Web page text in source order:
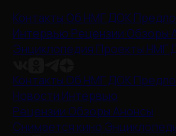
Контакты Об НМГ ДОК
Интервью Рецензии Обзоры
Энциклопедия Проекты НМГ
Контакты Об НМГ ДОК
Новости Интервью
Рецензии ОбзорыАнонсы
Снимается кино